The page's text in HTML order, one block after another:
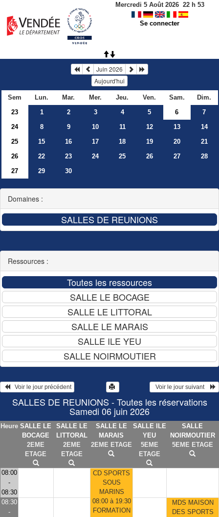
Mercredi 5 Août 2026 22h 53
Se connecter
Juin 2026
Aujourd'hui
Sem Lun. Mar. Mer. Jeu. Ven. Sam.
Dim.
23
1 2 3 4 5 6
7
24
8 9 10 11 12 13
14
25
15 16 17 18 19 20
21
26
22 23 24 25 26 27
28
27
29 30
Domaines :
Ressources :
   Voir le jour précédent
  Voir le jour suivant
SALLES DE REUNIONS - Toutes les réservations
Samedi 06 juin 2026
Heure SALLE LE
BOCAGE
2EME
ETAGE
SALLE LE
LITTORAL
2EME
ETAGE
SALLE LE
MARAIS
2EME ETAGE
SALLE ILE
YEU
5EME
ETAGE
SALLE
NOIRMOUTIER
5EME ETAGE
08:00
-
08:30
CD SPORTS
SOUS
MARINS
08:00 à 19:30
FORMATION
08:30
-
MDS MAISON
DES SPORTS